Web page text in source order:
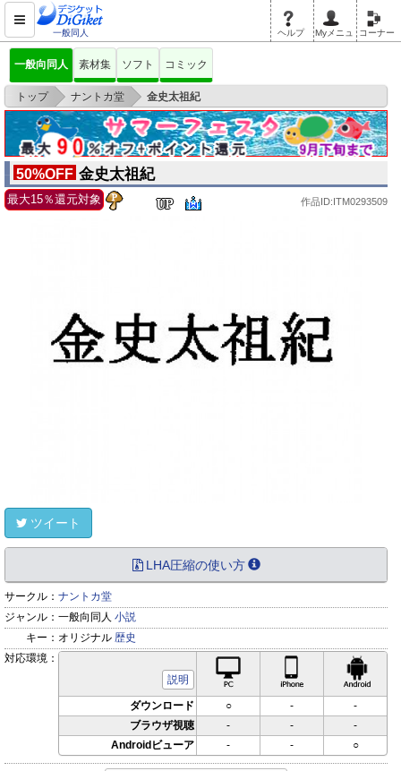
一般同人 ヘルプ Myメニュ コーナー
一般向同人 素材集 ソフト コミック
トップ > ナントカ堂 > 金史太祖紀
50%OFF 金史太祖紀
最大15％還元対象 作品ID:ITM0293509
ツイート
LHA圧縮の使い方
サークル： ナントカ堂
ジャンル： 一般向同人 小説
キー： オリジナル 歴史
対応環境：
説明
iPhone対応
ダウンロード ○ -
-
ブラウザ視聴
- -
-
Androidビューア
- - ○